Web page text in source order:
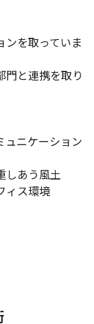
ンを取っていま
門と連携を取り
ュニケーション
しあう風土
ィス環境